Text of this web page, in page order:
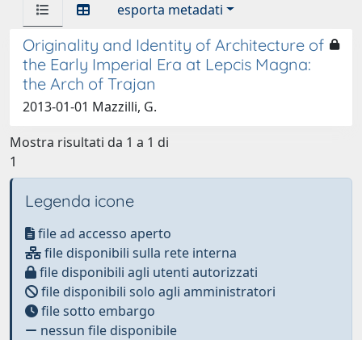
esporta metadati
Originality and Identity of Architecture of
the Early Imperial Era at Lepcis Magna:
the Arch of Trajan
2013-01-01 Mazzilli, G.
Mostra risultati da 1 a 1 di
1
Legenda icone
file ad accesso aperto
file disponibili sulla rete interna
file disponibili agli utenti autorizzati
file disponibili solo agli amministratori
file sotto embargo
nessun file disponibile